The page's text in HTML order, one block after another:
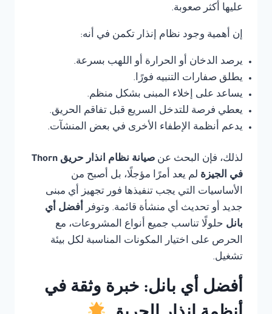
عليها أكثر صعوبة.
إن أهمية وجود نظام إنذار تكمن في أنه:
يرصد الدخان أو الحرارة أو اللهب بسرعة.
يطلق صفارات التنبيه فورًا.
يساعد على إخلاء المبنى بشكل منظم.
يعطي فرصة للتدخل السريع قبل تفاقم الحريق.
يدعم أنظمة الإطفاء الأخرى في بعض المنشآت.
لذلك، فإن البحث عن
صيانة نظام انذار حريق Thorn
في الجيزة لم يعد أمرًا مؤجلًا، بل أصبح من
الأساسيات التي يجب تنفيذها فور تجهيز أي مبنى
جديد أو تحديث أي منشأة قائمة. وتوفر أفضل أي
بانل حلولًا تناسب جميع أنواع المشروعات، مع
الحرص على اختيار المكونات المناسبة لكل بيئة
تشغيل.
أفضل أي بانل: خبرة وثقة في